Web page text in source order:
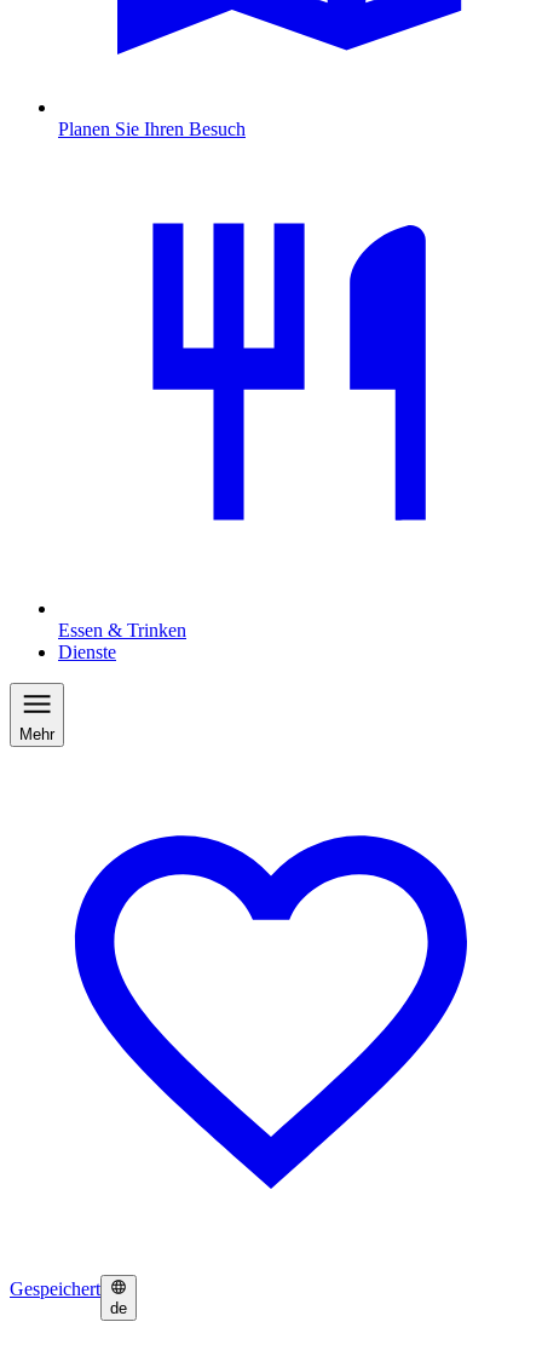
Planen Sie Ihren Besuch
Essen & Trinken
Dienste
Mehr
Gespeichert
de